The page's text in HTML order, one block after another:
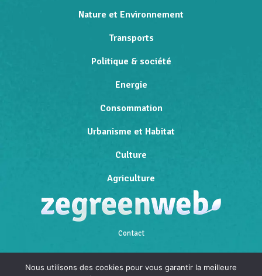
Nature et Environnement
Transports
Politique & société
Energie
Consommation
Urbanisme et Habitat
Culture
Agriculture
Contact
Nous utilisons des cookies pour vous garantir la meilleure